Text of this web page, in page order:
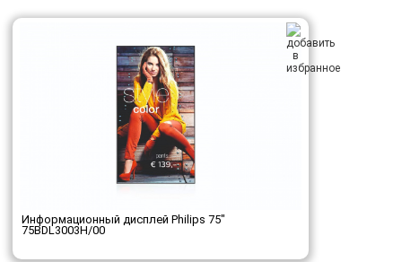
Информационный дисплей Philips 75"
75BDL3003H/00